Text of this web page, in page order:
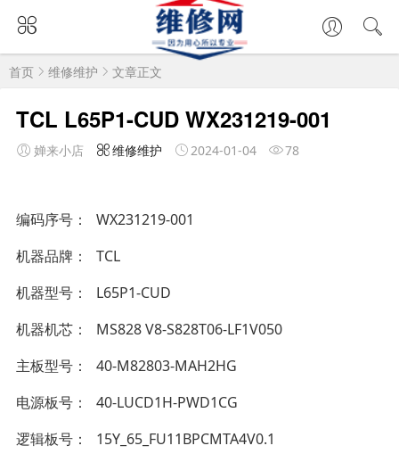
首页 维修维护 文章正文
TCL L65P1-CUD WX231219-001
婵来小店 维修维护 2024-01-04 78
编码序号
WX231219-001
机器品牌
TCL
机器型号
L65P1-CUD
机器机芯
MS828 V8-S828T06-LF1V050
主板型号
40-M82803-MAH2HG
电源板号
40-LUCD1H-PWD1CG
逻辑板号
15Y_65_FU11BPCMTA4V0.1